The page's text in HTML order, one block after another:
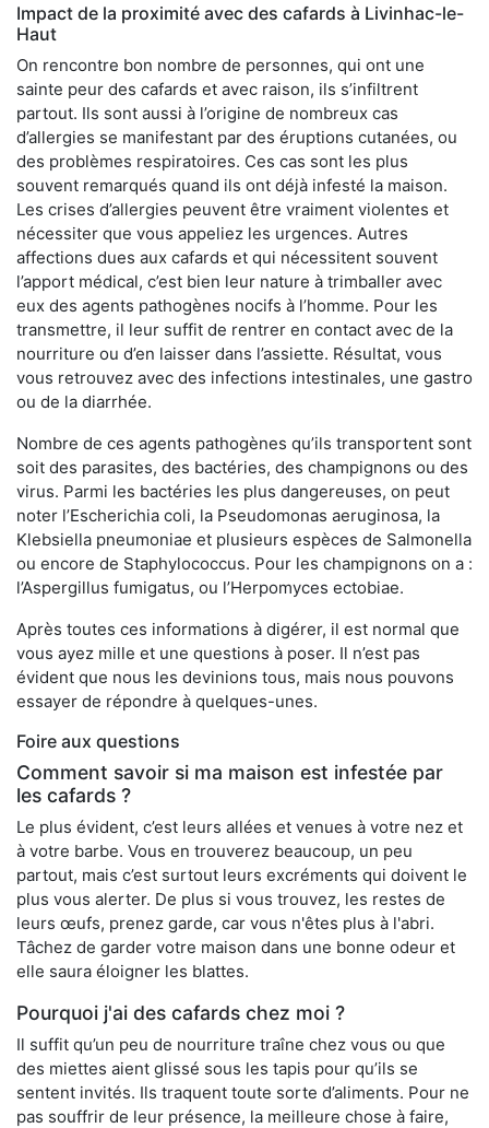
Impact de la proximité avec des cafards à Livinhac-le-
Haut
On rencontre bon nombre de personnes, qui ont une
sainte peur des cafards et avec raison, ils s’infiltrent
partout. Ils sont aussi à l’origine de nombreux cas
d’allergies se manifestant par des éruptions cutanées, ou
des problèmes respiratoires. Ces cas sont les plus
souvent remarqués quand ils ont déjà infesté la maison.
Les crises d’allergies peuvent être vraiment violentes et
nécessiter que vous appeliez les urgences. Autres
affections dues aux cafards et qui nécessitent souvent
l’apport médical, c’est bien leur nature à trimballer avec
eux des agents pathogènes nocifs à l’homme. Pour les
transmettre, il leur suffit de rentrer en contact avec de la
nourriture ou d’en laisser dans l’assiette. Résultat, vous
vous retrouvez avec des infections intestinales, une gastro
ou de la diarrhée.
Nombre de ces agents pathogènes qu’ils transportent sont
soit des parasites, des bactéries, des champignons ou des
virus. Parmi les bactéries les plus dangereuses, on peut
noter l’Escherichia coli, la Pseudomonas aeruginosa, la
Klebsiella pneumoniae et plusieurs espèces de Salmonella
ou encore de Staphylococcus. Pour les champignons on a :
l’Aspergillus fumigatus, ou l’Herpomyces ectobiae.
Après toutes ces informations à digérer, il est normal que
vous ayez mille et une questions à poser. Il n’est pas
évident que nous les devinions tous, mais nous pouvons
essayer de répondre à quelques-unes.
Foire aux questions
Comment savoir si ma maison est infestée par
les cafards ?
Le plus évident, c’est leurs allées et venues à votre nez et
à votre barbe. Vous en trouverez beaucoup, un peu
partout, mais c’est surtout leurs excréments qui doivent le
plus vous alerter. De plus si vous trouvez, les restes de
leurs œufs, prenez garde, car vous n'êtes plus à l'abri.
Tâchez de garder votre maison dans une bonne odeur et
elle saura éloigner les blattes.
Pourquoi j'ai des cafards chez moi ?
Il suffit qu’un peu de nourriture traîne chez vous ou que
des miettes aient glissé sous les tapis pour qu’ils se
sentent invités. Ils traquent toute sorte d’aliments. Pour ne
pas souffrir de leur présence, la meilleure chose à faire,